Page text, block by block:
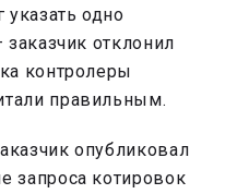
указать одно
заказчик отклонил
контролеры
правильным.
опубликовал
запроса котировок